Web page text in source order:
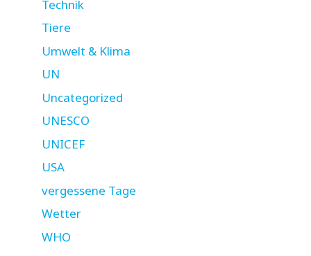
Technik
Tiere
Umwelt & Klima
UN
Uncategorized
UNESCO
UNICEF
USA
vergessene Tage
Wetter
WHO